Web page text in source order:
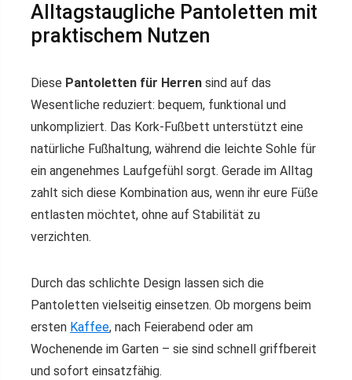
Alltagstaugliche Pantoletten mit
praktischem Nutzen
Diese Pantoletten für Herren sind auf das
Wesentliche reduziert: bequem, funktional und
unkompliziert. Das Kork-Fußbett unterstützt eine
natürliche Fußhaltung, während die leichte Sohle für
ein angenehmes Laufgefühl sorgt. Gerade im Alltag
zahlt sich diese Kombination aus, wenn ihr eure Füße
entlasten möchtet, ohne auf Stabilität zu
verzichten.
Durch das schlichte Design lassen sich die
Pantoletten vielseitig einsetzen. Ob morgens beim
ersten Kaffee, nach Feierabend oder am
Wochenende im Garten – sie sind schnell griffbereit
und sofort einsatzfähig.